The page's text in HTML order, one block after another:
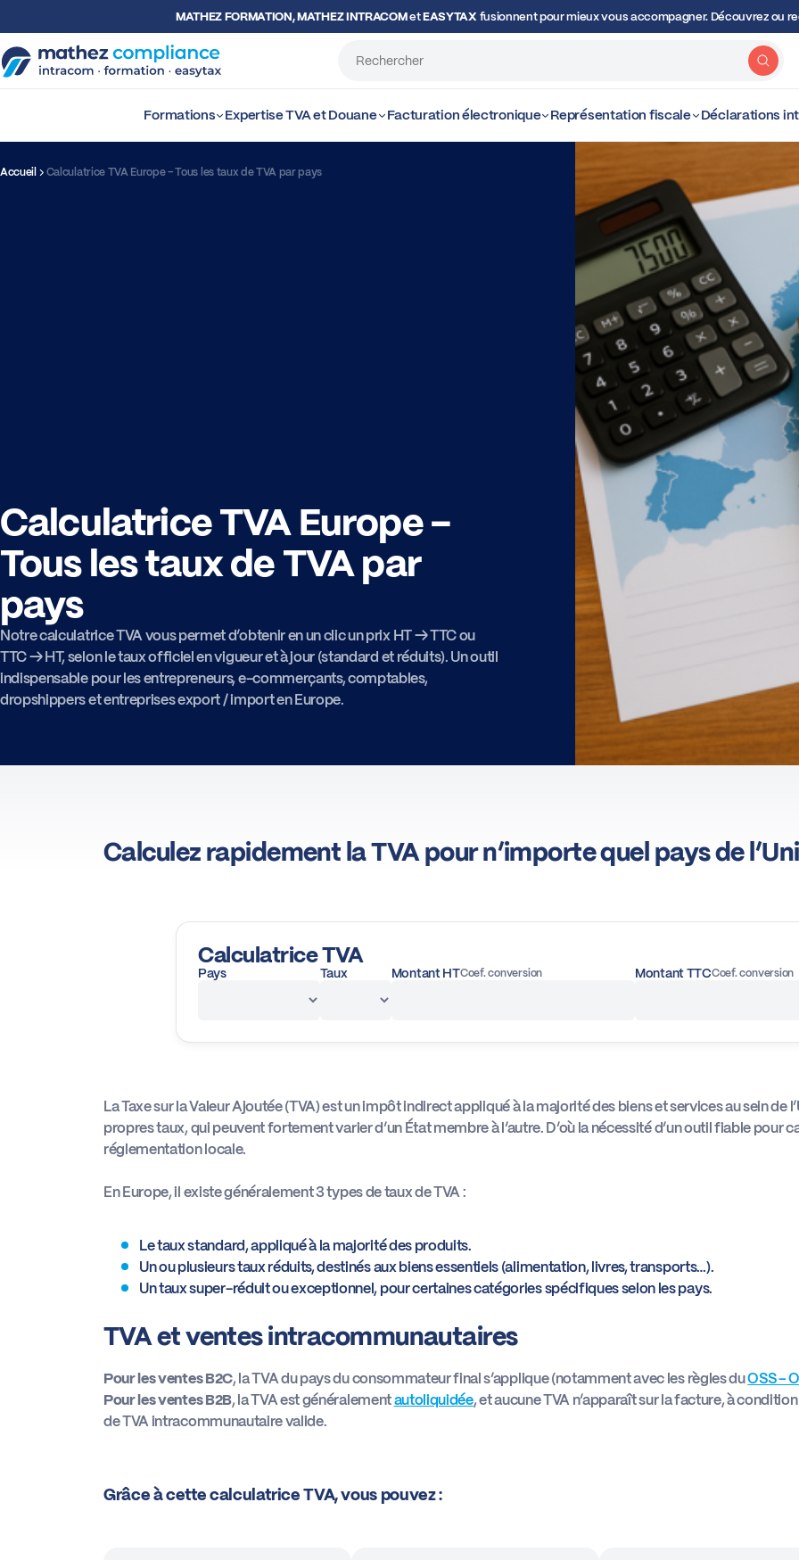
MATHEZ FORMATION, MATHEZ INTRACOMetEASYTAX fusionnent pour mieux vous accompagner. Découvrez ou
Formations Expertise TVA et Douane Facturation électronique Représentation fiscale Déclarations
Accueil Calculatrice TVA Europe – Tous les taux de TVA par pays
Calculatrice TVA Europe –
Tous les taux de TVA par
pays
Notre calculatrice TVA vous permet d’obtenir en un clic un prix HT → TTC ou
TTC → HT, selon le taux officiel en vigueur et à jour (standard et réduits). Un outil
indispensable pour les entrepreneurs, e-commerçants, comptables,
dropshippers et entreprises export / import en Europe.
Calculez rapidement la TVA pour n’importe quel pays de
Calculatrice TVA
Pays Taux Montant HTCoef. conversion Montant TTCCoef. conversion
La Taxe sur la Valeur Ajoutée (TVA) est un impôt indirect appliqué à la majorité des biens et services au sein de
propres taux, qui peuvent fortement varier d’un État membre à l’autre. D’où la nécessité d’un outil fiable pour
réglementation locale.
En Europe, il existe généralement 3 types de taux de TVA :
Le taux standard, appliqué à la majorité des produits.
Un ou plusieurs taux réduits, destinés aux biens essentiels (alimentation, livres, transports…).
Un taux super-réduit ou exceptionnel, pour certaines catégories spécifiques selon les pays.
TVA et ventes intracommunautaires
Pour les ventes B2C, la TVA du pays du consommateur final s’applique (notamment avec les règles duOSS –
Pour les ventes B2B, la TVA est généralementautoliquidée, et aucune TVA n’apparaît sur la facture, à
de TVA intracommunautaire valide.
Grâce à cette calculatrice TVA, vous pouvez :